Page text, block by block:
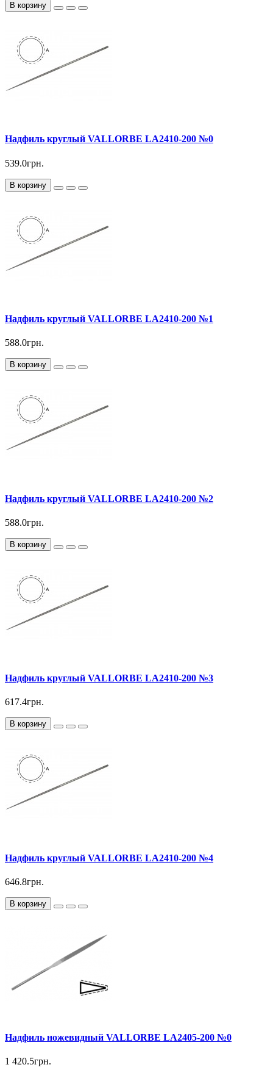
В корзину
Надфиль круглый VALLORBE LА2410-200 №0
539.0грн.
В корзину
Надфиль круглый VALLORBE LА2410-200 №1
588.0грн.
В корзину
Надфиль круглый VALLORBE LА2410-200 №2
588.0грн.
В корзину
Надфиль круглый VALLORBE LА2410-200 №3
617.4грн.
В корзину
Надфиль круглый VALLORBE LА2410-200 №4
646.8грн.
В корзину
Надфиль ножевидный VALLORBE LА2405-200 №0
1 420.5грн.